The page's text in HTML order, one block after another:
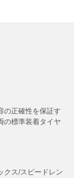
の正確性を保証す
の標準装着タイヤ
クス/スピードレン